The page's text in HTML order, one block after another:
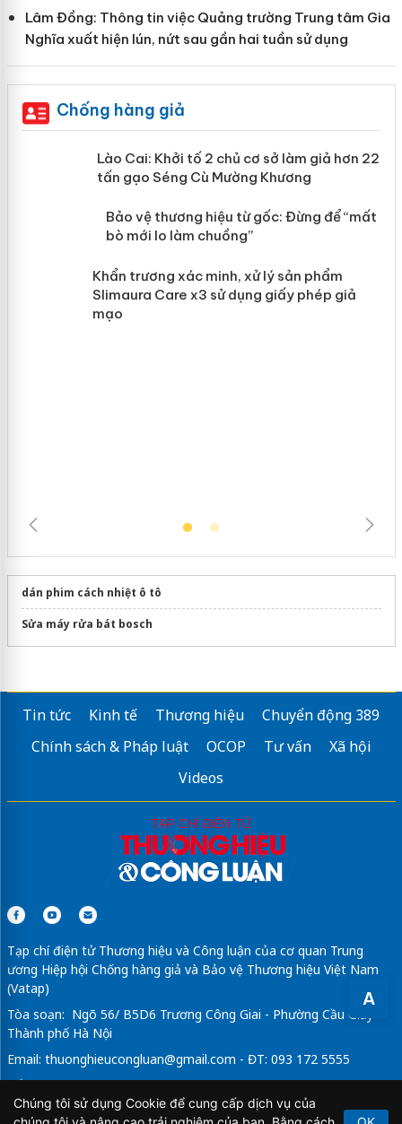
A
Lâm Đồng: Thông tin việc Quảng trường Trung tâm Gia
Nghĩa xuất hiện lún, nứt sau gần hai tuần sử dụng
Chống hàng giả
Lào Cai: Khởi tố 2 chủ cơ sở làm giả
hơn 22 tấn gạo Séng Cù Mường
Bảo vệ thương hiệu từ gốc: Đừng để
“mất bò mới lo làm chuồng”
dán phim cách nhiệt ô tô
Sửa máy rửa bát bosch
Tin tức Kinh tế Thương hiệu
Chuyển động 389
Chính sách & Pháp luật
OCOP Tư vấn
Xã hội
Videos
Tạp chí điện tử Thương hiệu và Công luận của cơ quan Trung
ương Hiệp hội Chống hàng giả và Bảo vệ Thương hiệu Việt Nam
(Vatap)
Tòa soạn: Ngõ 56/ B5D6 Trương Công Giai - Phường Cầu Giấy -
Thành phố Hà Nội
Email: thuonghieucongluan@gmail.com - ĐT: 093 172 5555
Tổng Biên Tập: Vũ Đức Thuận
Giấy phép hoạt động báo chí điện tử số 64/GP-BTTTT do Bộ
Chúng tôi sử dụng Cookie để cung cấp dịch vụ của